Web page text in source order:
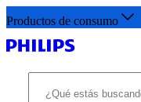
Productos de consumo